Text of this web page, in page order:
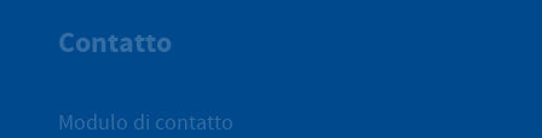
Contatto
Modulo di contatto